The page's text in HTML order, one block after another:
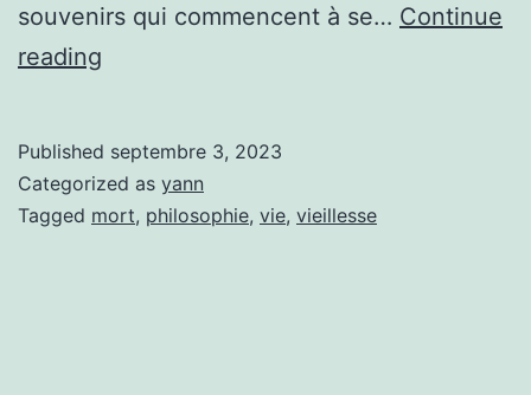
souvenirs qui commencent à se… Continue
reading
vite!
Published septembre 3, 2023
Categorized as yann
Tagged mort, philosophie, vie, vieillesse